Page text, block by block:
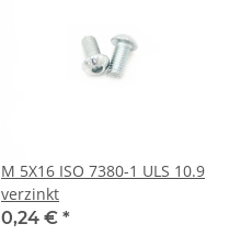
M 5X16 ISO 7380-1 ULS 10.9
verzinkt
0,24 € *